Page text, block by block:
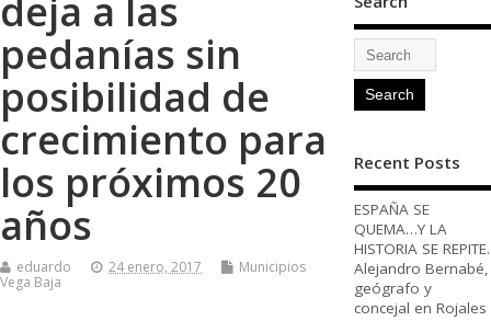
deja a las
pedanías sin
posibilidad de
crecimiento para
los próximos 20
años
eduardo 24 enero, 2017
Municipios
Vega Baja
Recent Posts
ESPAÑA SE
QUEMA…Y LA
HISTORIA SE REPITE.
Alejandro Bernabé,
geógrafo y
concejal en Rojales